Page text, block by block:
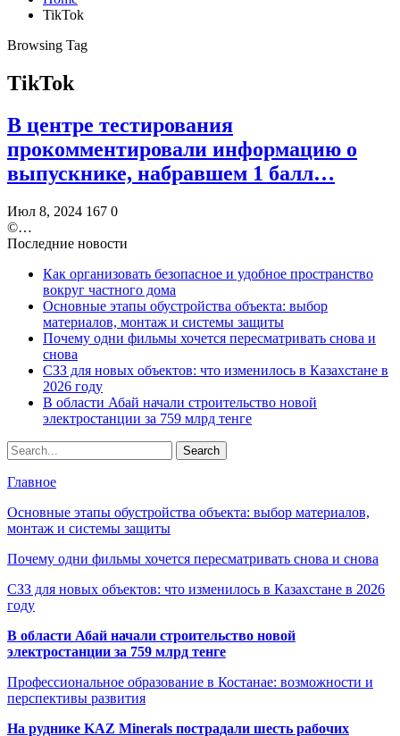
TikTok
Browsing Tag
TikTok
В центре тестирования
прокомментировали информацию о
выпускнике, набравшем 1 балл…
Июл 8, 2024 167 0
©️…
Последние новости
Как организовать безопасное и удобное пространство
вокруг частного дома
Основные этапы обустройства объекта: выбор
материалов, монтаж и системы защиты
Почему одни фильмы хочется пересматривать снова и
снова
СЗЗ для новых объектов: что изменилось в Казахстане в
2026 году
В области Абай начали строительство новой
электростанции за 759 млрд тенге
Главное
Основные этапы обустройства объекта: выбор материалов,
монтаж и системы защиты
Почему одни фильмы хочется пересматривать снова и снова
СЗЗ для новых объектов: что изменилось в Казахстане в 2026
году
В области Абай начали строительство новой
электростанции за 759 млрд тенге
Профессиональное образование в Костанае: возможности и
перспективы развития
На руднике KAZ Minerals пострадали шесть рабочих